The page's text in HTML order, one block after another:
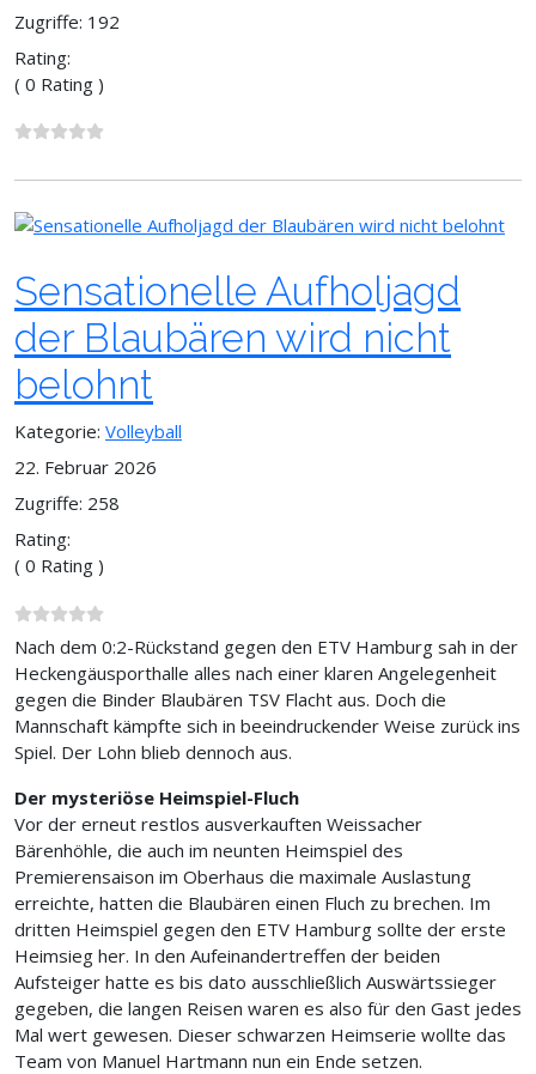
Zugriffe: 192
Rating:
( 0 Rating )
Sensationelle Aufholjagd
der Blaubären wird nicht
belohnt
Kategorie: Volleyball
22. Februar 2026
Zugriffe: 258
Rating:
( 0 Rating )
Nach dem 0:2-Rückstand gegen den ETV Hamburg sah in der
Heckengäusporthalle alles nach einer klaren Angelegenheit
gegen die Binder Blaubären TSV Flacht aus. Doch die
Mannschaft kämpfte sich in beeindruckender Weise zurück ins
Spiel. Der Lohn blieb dennoch aus.
Der mysteriöse Heimspiel-Fluch
Vor der erneut restlos ausverkauften Weissacher
Bärenhöhle, die auch im neunten Heimspiel des
Premierensaison im Oberhaus die maximale Auslastung
erreichte, hatten die Blaubären einen Fluch zu brechen. Im
dritten Heimspiel gegen den ETV Hamburg sollte der erste
Heimsieg her. In den Aufeinandertreffen der beiden
Aufsteiger hatte es bis dato ausschließlich Auswärtssieger
gegeben, die langen Reisen waren es also für den Gast jedes
Mal wert gewesen. Dieser schwarzen Heimserie wollte das
Team von Manuel Hartmann nun ein Ende setzen.